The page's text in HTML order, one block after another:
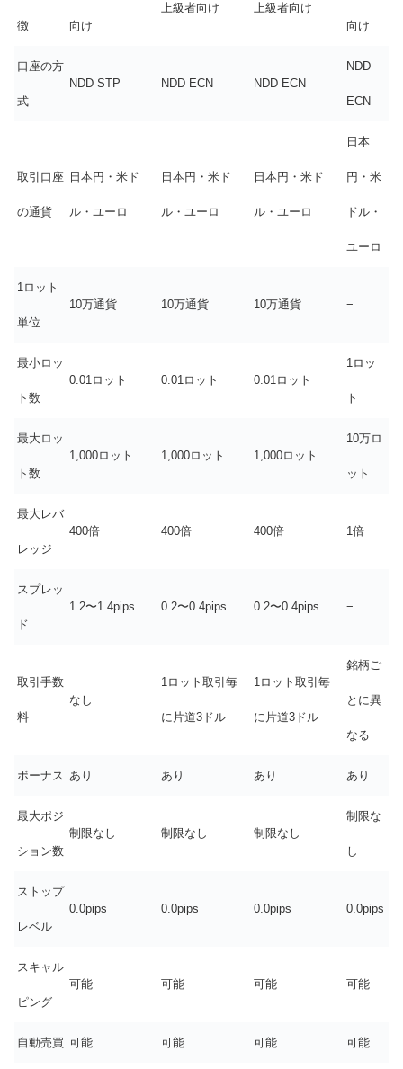
徴 向け
上級者向け 上級者向け
向け
口座の方
式
NDD STP NDD ECN NDD ECN
NDD
ECN
取引口座
の通貨
日本円・米ド
ル・ユーロ
日本円・米ド
ル・ユーロ
日本円・米ド
ル・ユーロ
日本
円・米
ドル・
ユーロ
1ロット
単位
10万通貨 10万通貨 10万通貨 −
最小ロッ
ト数
0.01ロット 0.01ロット 0.01ロット
1ロッ
ト
最大ロッ
ト数
1,000ロット 1,000ロット 1,000ロット
10万ロ
ット
最大レバ
レッジ
400倍 400倍 400倍 1倍
スプレッ
ド
1.2〜1.4pips 0.2〜0.4pips 0.2〜0.4pips −
取引手数
料
なし
1ロット取引毎
に片道3ドル
1ロット取引毎
に片道3ドル
銘柄ご
とに異
なる
ボーナス あり あり あり あり
最大ポジ
ション数
制限なし 制限なし 制限なし
制限な
し
ストップ
レベル
0.0pips 0.0pips 0.0pips 0.0pips
スキャル
ピング
可能 可能 可能 可能
自動売買 可能 可能 可能 可能